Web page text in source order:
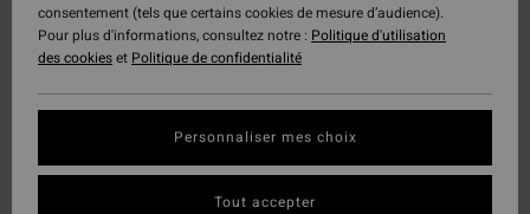
consentement (tels que certains cookies de mesure d’audience).
Pour plus d'informations, consultez notre : Politique d'utilisation
des cookieset Politique de confidentialité
Personnaliser mes choix
Tout accepter